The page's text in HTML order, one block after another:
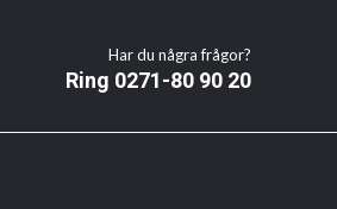
Har du några frågor?
Ring 0271-80 90 20